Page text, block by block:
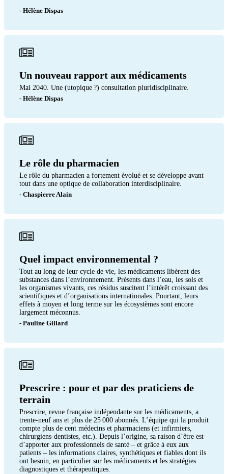
- Hélène Dispas
Un nouveau rapport aux médicaments
Mai 2040. Une (utopique ?) consultation pluridisciplinaire.
- Hélène Dispas
Le rôle du pharmacien
Le rôle du pharmacien a fortement évolué et se développe avant
tout dans une optique de collaboration interdisciplinaire.
- Chaspierre Alain
Quel impact environnemental ?
Tout au long de leur cycle de vie, les médicaments libèrent des
substances dans l’environnement. Présents dans l’eau, les sols et
les organismes vivants, ces résidus suscitent l’intérêt croissant des
scientifiques et d’organisations internationales. Pourtant, leurs
effets à moyen et long terme sur les écosystèmes sont encore
largement méconnus.
- Pauline Gillard
Prescrire : pour et par des praticiens de
terrain
Prescrire, revue française indépendante sur les médicaments, a
trente-neuf ans et plus de 25 000 abonnés. L’équipe qui la produit
compte plus de cent médecins et pharmaciens (et infirmiers,
chirurgiens-dentistes, etc.). Depuis l’origine, sa raison d’être est
d’apporter aux professionnels de santé – et grâce à eux aux
patients – les informations claires, synthétiques et fiables dont ils
ont besoin, en particulier sur les médicaments et les stratégies
diagnostiques et thérapeutiques.